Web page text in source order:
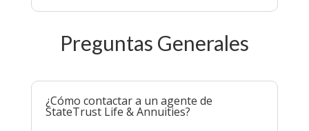
Preguntas Generales
¿Cómo contactar a un agente de
StateTrust Life & Annuities?